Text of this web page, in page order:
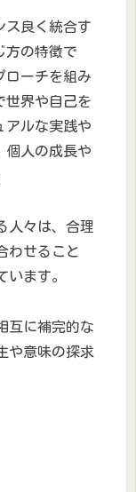
ス良く統合す
方の特徴で
ローチを組み
世界や自己を
アルな実践や
個人の成長や
人々は、合理
わせること
ます。
互に補完的な
や意味の探求